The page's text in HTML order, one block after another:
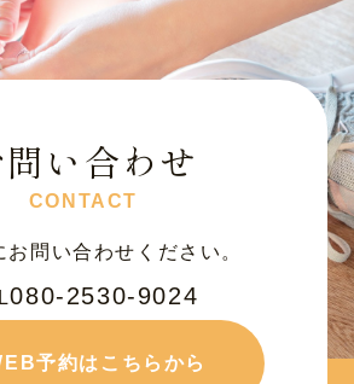
い合わせ
CONTACT
お問い合わせください。
080-2530-9024
予約はこちらから